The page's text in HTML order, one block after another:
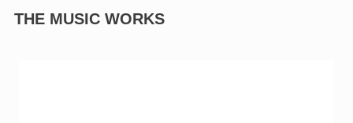
THE MUSIC WORKS